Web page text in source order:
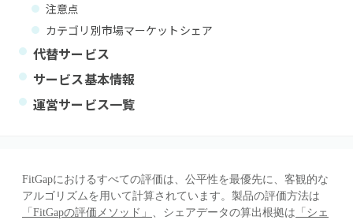
注意点
カテゴリ別市場マーケットシェア
代替サービス
サービス基本情報
運営サービス一覧
FitGapにおけるすべての評価は、公平性を最優先に、客観的な
アルゴリズムを用いて計算されています。製品の評価方法は
「FitGapの評価メソッド」 、シェアデータの算出根拠は 「シェ